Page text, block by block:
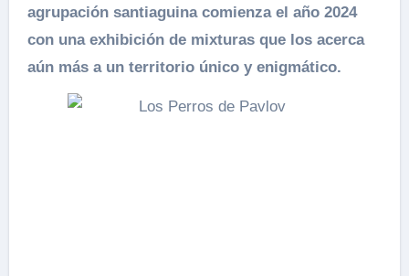
agrupación santiaguina comienza el año 2024
con una exhibición de mixturas que los acerca
aún más a un territorio único y enigmático.